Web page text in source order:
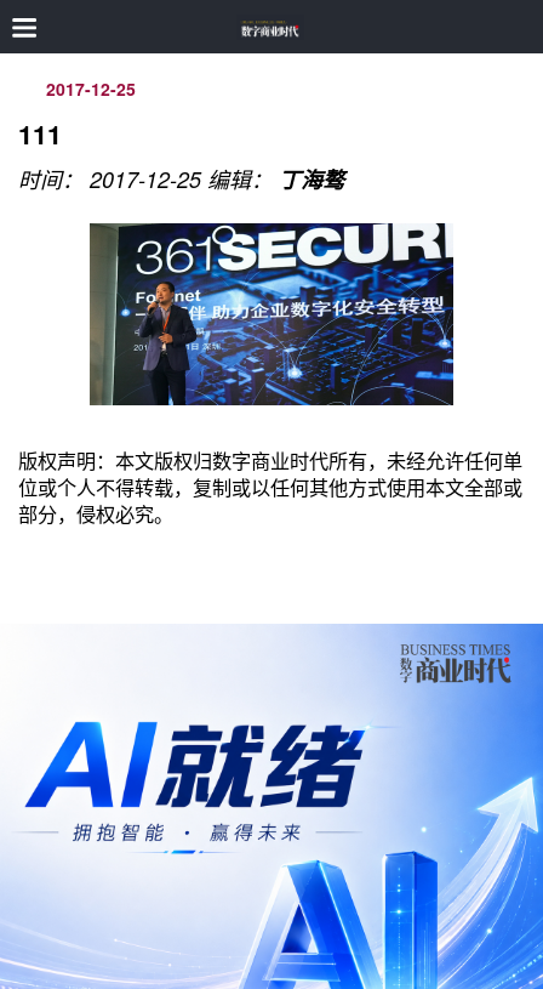
2017-12-25
111
时间： 2017-12-25 编辑： 丁海骜
版权声明：本文版权归数字商业时代所有，未经允许任何单
位或个人不得转载，复制或以任何其他方式使用本文全部或
部分，侵权必究。